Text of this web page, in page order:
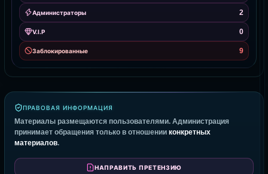
Администраторы 2
V.I.P 0
Заблокированные 9
ПРАВОВАЯ ИНФОРМАЦИЯ
Материалы размещаются пользователями. Администрация
принимает обращения только в отношении конкретных
материалов.
НАПРАВИТЬ ПРЕТЕНЗИЮ